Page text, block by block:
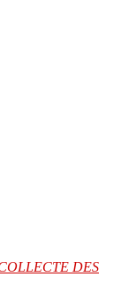
DES